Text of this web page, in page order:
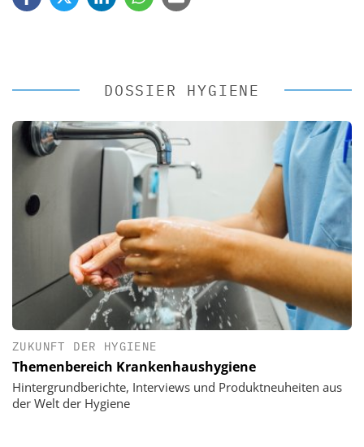
DOSSIER HYGIENE
ZUKUNFT DER HYGIENE
Themenbereich Krankenhaushygiene
Hintergrundberichte, Interviews und Produktneuheiten aus
der Welt der Hygiene